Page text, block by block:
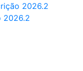
2026.2
2026.2